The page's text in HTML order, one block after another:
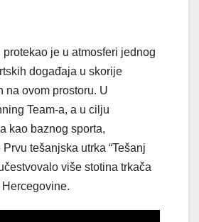
je u atmosferi jednog
događaja u skorije
na ovom prostoru. U
Team-a, a u cilju
kao baznog sporta,
tešanjska utrka “Tešanj
više stotina trkača